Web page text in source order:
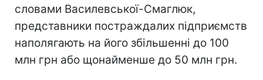
словами Василевської-Смаглюк,
представники постраждалих підприємств
наполягають на його збільшенні до 100
млн грн або щонайменше до 50 млн грн.